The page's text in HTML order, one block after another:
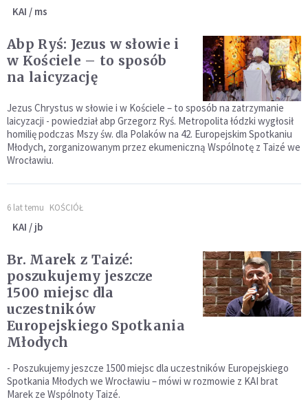
KAI / ms
Abp Ryś: Jezus w słowie i
w Kościele – to sposób
na laicyzację
Jezus Chrystus w słowie i w Kościele – to sposób na zatrzymanie
laicyzacji - powiedział abp Grzegorz Ryś. Metropolita łódzki wygłosił
homilię podczas Mszy św. dla Polaków na 42. Europejskim Spotkaniu
Młodych, zorganizowanym przez ekumeniczną Wspólnotę z Taizé we
Wrocławiu.
6 lat temu KOŚCIÓŁ
KAI / jb
Br. Marek z Taizé:
poszukujemy jeszcze
1500 miejsc dla
uczestników
Europejskiego Spotkania
Młodych
- Poszukujemy jeszcze 1500 miejsc dla uczestników Europejskiego
Spotkania Młodych we Wrocławiu – mówi w rozmowie z KAI brat
Marek ze Wspólnoty Taizé.